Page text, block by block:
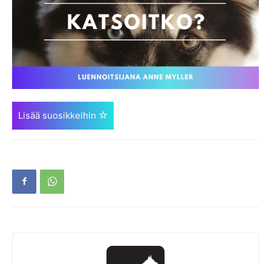
Lisää suosikkeihin